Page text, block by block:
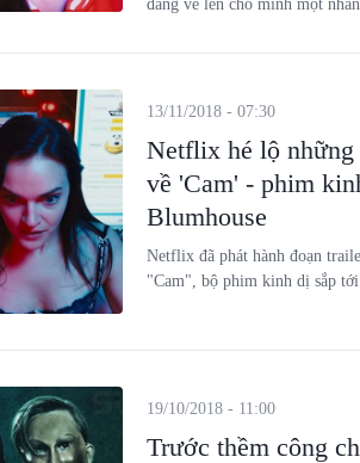
đang vẽ lên cho mình một
Netflix - "Cam" đã khiến
Netflix hé lộ những
về 'Cam' - phim
Blumhouse
13/11/2018 - 07:30
Netflix đã phát hành đoạn
"Cam", bộ phim kinh dị sắp
Trước thềm công
19/10/2018 - 11:00